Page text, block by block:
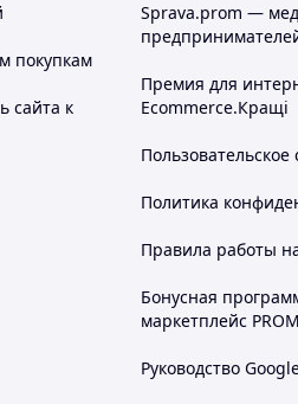
покупкам
сайта к
Sprava.prom —
Премия для
Ecommerce.Кращі
Политика
Правила работы
Бонусная
маркетплейс PROM
Руководство